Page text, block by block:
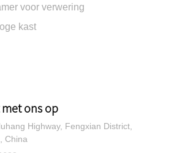
voor verwering
kast
ons op
Highway, Fengxian District,
China